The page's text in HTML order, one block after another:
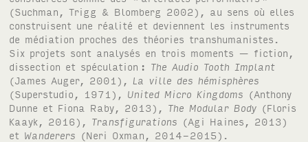
(Suchman, Trigg & Blomberg 2002), au sens où elles
construisent une réalité et deviennent les instruments
de médiation proches des théories transhumanistes.
Six projets sont analysés en trois moments — fiction,
dissection et spéculation : The Audio Tooth Implant
(James Auger, 2001), La ville des hémisphères
(Superstudio, 1971), United Micro Kingdoms (Anthony
Dunne et Fiona Raby, 2013), The Modular Body (Floris
Kaayk, 2016), Transfigurations (Agi Haines, 2013)
et Wanderers (Neri Oxman, 2014-2015).